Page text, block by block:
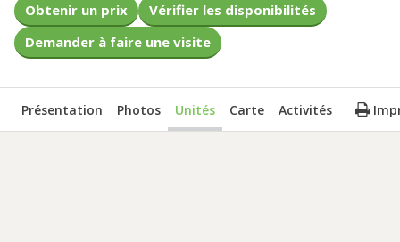
Obtenir un prix
Vérifier les disponibilités
Demander à faire une visite
Présentation Photos Unités Carte Activités